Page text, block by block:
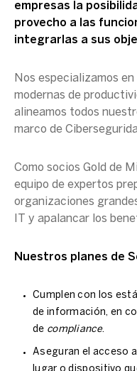
empresas la
provecho a las
integrarlas a sus
Nos especializamos
modernas de
alineamos todos
marco de
Como socios Gold de
equipo de expertos
organizaciones
IT y apalancar los
Nuestros planes de
Cumplen con los
de información, en
de compliance.
Aseguran el acceso